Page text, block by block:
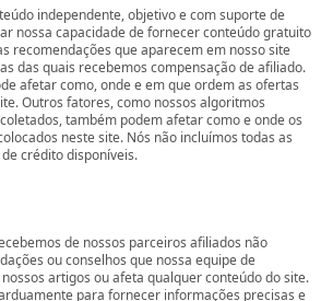
independente, objetivo e com suporte de
nossa capacidade de fornecer conteúdo gratuito
recomendações que aparecem em nosso site
das quais recebemos compensação de afiliado.
afetar como, onde e em que ordem as ofertas
Outros fatores, como nossos algoritmos
também podem afetar como e onde os
neste site. Nós não incluímos todas as
crédito disponíveis.
de nossos parceiros afiliados não
ou conselhos que nossa equipe de
artigos ou afeta qualquer conteúdo do site.
para fornecer informações precisas e